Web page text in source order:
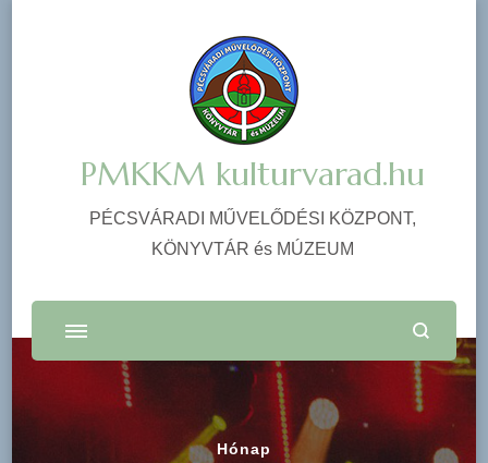
PMKKM kulturvarad.hu
PÉCSVÁRADI MŰVELŐDÉSI KÖZPONT,
KÖNYVTÁR és MÚZEUM
Hónap